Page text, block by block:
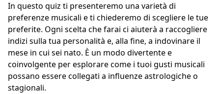
In questo quiz ti presenteremo una varietà di
preferenze musicali e ti chiederemo di scegliere le tue
preferite. Ogni scelta che farai ci aiuterà a raccogliere
indizi sulla tua personalità e, alla fine, a indovinare il
mese in cui sei nato. È un modo divertente e
coinvolgente per esplorare come i tuoi gusti musicali
possano essere collegati a influenze astrologiche o
stagionali.